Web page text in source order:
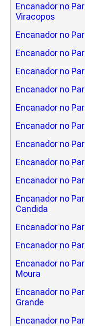
Encanador no
Viracopos
Encanador no
Encanador no
Encanador no
Encanador no
Encanador no
Encanador no
Encanador no
Encanador no
Encanador no
Encanador no
Candida
Encanador no
Encanador no
Encanador no
Moura
Encanador no
Grande
Encanador no